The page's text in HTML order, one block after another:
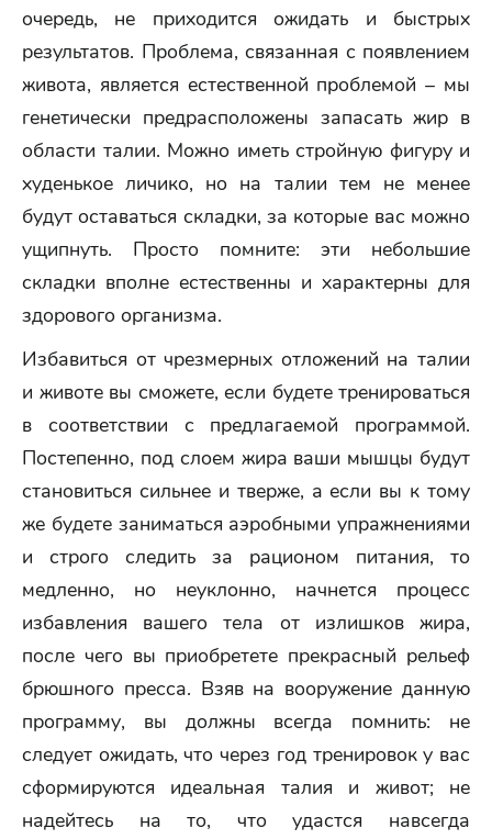
очередь, не приходится ожидать и быстрых
результатов. Проблема, связанная с появлением
живота, является естественной проблемой – мы
генетически предрасположены запасать жир в
области талии. Можно иметь стройную фигуру и
худенькое личико, но на талии тем не менее
будут оставаться складки, за которые вас можно
ущипнуть. Просто помните: эти небольшие
складки вполне естественны и характерны для
здорового организма.
Избавиться от чрезмерных отложений на талии
и животе вы сможете, если будете тренироваться
в соответствии с предлагаемой программой.
Постепенно, под слоем жира ваши мышцы будут
становиться сильнее и тверже, а если вы к тому
же будете заниматься аэробными упражнениями
и строго следить за рационом питания, то
медленно, но неуклонно, начнется процесс
избавления вашего тела от излишков жира,
после чего вы приобретете прекрасный рельеф
брюшного пресса. Взяв на вооружение данную
программу, вы должны всегда помнить: не
следует ожидать, что через год тренировок у вас
сформируются идеальная талия и живот; не
надейтесь на то, что удастся навсегда